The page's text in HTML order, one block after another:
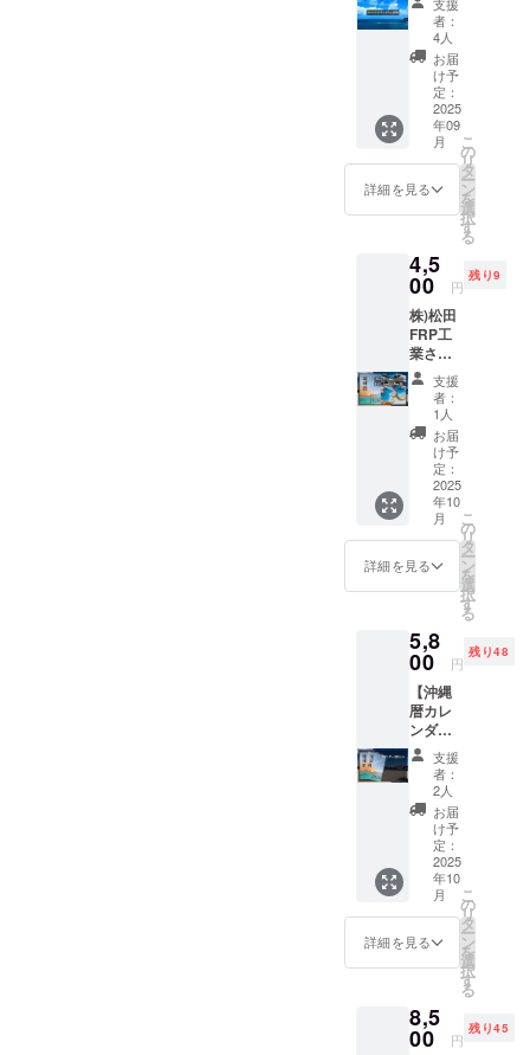
み ・そ
の他：
備考欄
に掲載
を希望
される
お名前/
ニック
ネーム
をご記
メント
等もご
ただけ
れば、
活動レ
ポート
にその
まま掲
載させ
ていた
だきま
す。
（機種
依存文
序良俗
に反す
【リ
ターン
につい
て】
1,000
円、
3,000
円、
10,000
円いず
れの金
額もリ
ターン
内容は
同じと
す。
メモ書
きがで
きてそ
の月の
予定を
見やす
く管理
できま
す ・旧
暦や沖
コード
でイベ
ント情
報も
チェッ
ク可能
権】 ご
注意：
こちら
は支援
金のみ
となり
ます カ
レン
ダーを
お望み
の方は
【沖縄
ンダー
ひと
つ】を
選択し
てくだ
さい 活
動レ
ポート
及び私
のブロ
グに、
ご支援
いただ
いたあ
なたの
お名前
を記載
・活動
レポー
ト掲載
期間：
販売開
始から
随時 ・
ブログ
掲載期
間：
2025年
11月1日
より
2026年
12月31
日まで
・掲載
の他：
備考欄
者：
4人
お届
け予
定：
2025
年09
月
詳細を見る
こ
の
リ
タ
ー
ン
を
選
択
す
る
4,5
00 円
残り9
株)松田
FRP工
業さん
の協力
を得て
実現し
ました
コラボ
作品で
す ひと
つひと
つ手書
きで描
かれた
沖縄の
海と波
ン世界
に閉じ
込めま
した カ
レン
ダーと
キーホ
ルダー
のセッ
トです
支援
者：
1人
お届
け予
定：
2025
年10
月
詳細を見る
こ
の
リ
タ
ー
ン
を
選
択
す
る
5,8
00 円
残り48
【沖縄
暦カレ
ンダー
2つ】
・カレ
ンダー2
部セッ
ト ・ご
自宅用
とご友
人やご
家族へ
のプレ
ゼント
にもお
すすめ
支援
者：
2人
お届
け予
定：
2025
年10
月
詳細を見る
こ
の
リ
タ
ー
ン
を
選
択
す
る
8,5
00 円
残り45